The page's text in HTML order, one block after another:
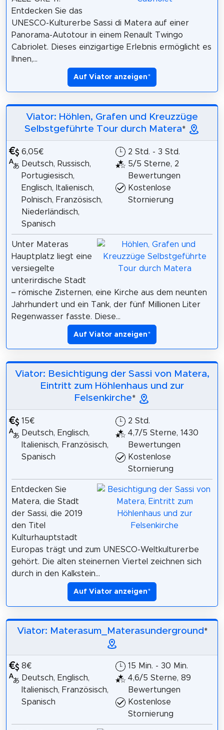
Entdecken Sie das
UNESCO-Kulturerbe Sassi di Matera auf einer
Panorama-Autotour in einem Renault Twingo
Cabriolet. Dieses einzigartige Erlebnis ermöglicht es
Ihnen,...
Auf Viator anzeigen*
Viator: Höhlen, Grafen und Kreuzzüge
Selbstgeführte Tour durch Matera*
6,05€
Deutsch, Russisch,
Portugiesisch,
Englisch, Italienisch,
Polnisch, Französisch,
Niederländisch,
Spanisch
2 Std. - 3 Std.
5/5 Sterne, 2
Bewertungen
Kostenlose
Stornierung
Unter Materas
Hauptplatz liegt eine
versiegelte
unterirdische Stadt
– römische Zisternen, eine Kirche aus dem neunten
Jahrhundert und ein Tank, der fünf Millionen Liter
Regenwasser fasste. Diese...
Auf Viator anzeigen*
Viator: Besichtigung der Sassi von Matera,
Eintritt zum Höhlenhaus und zur
Felsenkirche*
15€
Deutsch, Englisch,
Italienisch, Französisch,
Spanisch
2 Std.
4,7/5 Sterne, 1430
Bewertungen
Kostenlose
Stornierung
Entdecken Sie
Matera, die Stadt
der Sassi, die 2019
den Titel
Kulturhauptstadt
Europas trägt und zum UNESCO-Weltkulturerbe
gehört. Die alten steinernen Viertel zeichnen sich
durch in den Kalkstein...
Auf Viator anzeigen*
Viator: Materasum_Materasunderground *
8€
Deutsch, Englisch,
Italienisch, Französisch,
Spanisch
15 Min. - 30 Min.
4,6/5 Sterne, 89
Bewertungen
Kostenlose
Stornierung